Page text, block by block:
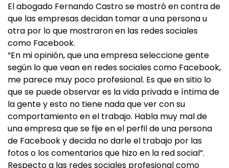
El abogado Fernando Castro se mostró en contra de
que las empresas decidan tomar a una persona u
otra por lo que mostraron en las redes sociales
como Facebook.
“En mi opinión, que una empresa seleccione gente
según lo que vean en redes sociales como Facebook,
me parece muy poco profesional. Es que en sitio lo
que se puede observar es la vida privada e íntima de
la gente y esto no tiene nada que ver con su
comportamiento en el trabajo. Habla muy mal de
una empresa que se fije en el perfil de una persona
de Facebook y decida no darle el trabajo por las
fotos o los comentarios que hizo en la red social”.
Respecto a las redes sociales profesional como